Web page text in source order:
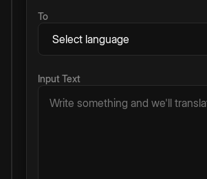
To
Input Text